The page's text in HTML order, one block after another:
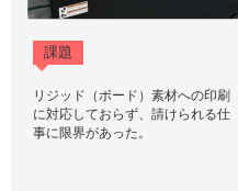
課題
リジッド（ボード）素材への印刷
に対応しておらず、請けられる仕
事に限界があった。